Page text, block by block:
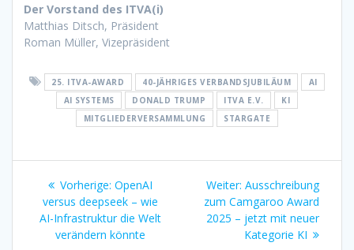
Der Vorstand des ITVA(i)
Matthias Ditsch, Präsident
Roman Müller, Vizepräsident
25. ITVA-AWARD 40-JÄHRIGES VERBANDSJUBILÄUM
AI
AI SYSTEMS
DONALD TRUMP ITVA E.V.
KI
MITGLIEDERVERSAMMLUNG
STARGATE
Beitragsnavigation
Vorherige: Vorheriger
Beitrag:
OpenAI
versus deepseek – wie
AI-Infrastruktur die Welt
verändern könnte
Weiter: Nächster
Beitrag:
Ausschreibung
zum Camgaroo Award
2025 – jetzt mit neuer
Kategorie KI